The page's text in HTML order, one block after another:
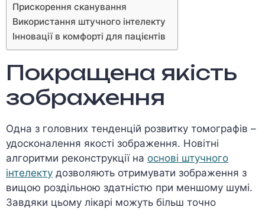
Прискорення сканування
Використання штучного інтелекту
Інновації в комфорті для пацієнтів
Покращена якість
зображення
Одна з головних тенденцій розвитку томографів –
удосконалення якості зображення. Новітні
алгоритми реконструкції на основі штучного
інтелекту дозволяють отримувати зображення з
вищою роздільною здатністю при меншому шумі.
Завдяки цьому лікарі можуть більш точно